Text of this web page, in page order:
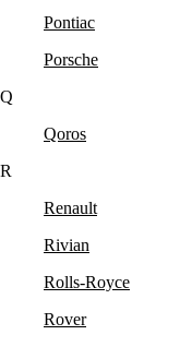
Pontiac
Porsche
Q
Qoros
R
Renault
Rivian
Rolls-Royce
Rover